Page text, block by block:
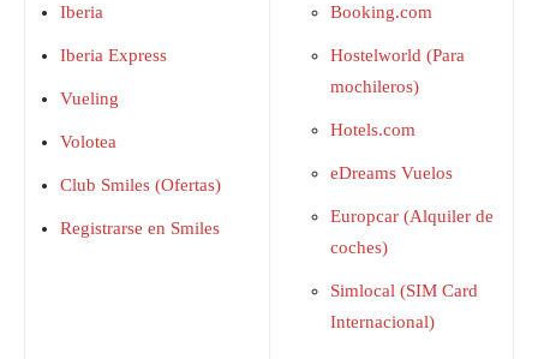
Iberia
Iberia Express
Vueling
Volotea
Club Smiles (Ofertas)
Registrarse en Smiles
Booking.com
Hostelworld (Para
mochileros)
Hotels.com
eDreams Vuelos
Europcar (Alquiler de
coches)
Simlocal (SIM Card
Internacional)